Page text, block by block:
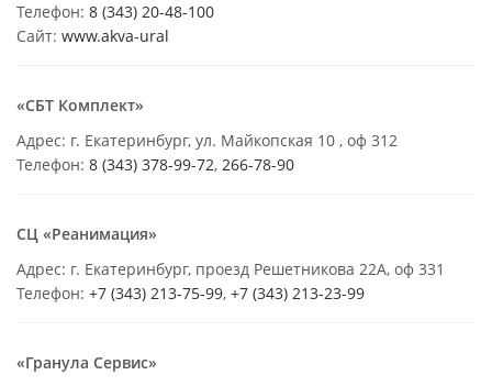
Телефон: 8 (343) 20-48-100
Сайт: www.akva-ural
«СБТ Комплект»
Адрес: г. Екатеринбург, ул. Майкопская 10 , оф 312
Телефон: 8 (343) 378-99-72, 266-78-90
СЦ «Реанимация»
Адрес: г. Екатеринбург, проезд Решетникова 22А, оф 331
Телефон: +7 (343) 213-75-99, +7 (343) 213-23-99
«Гранула Сервис»